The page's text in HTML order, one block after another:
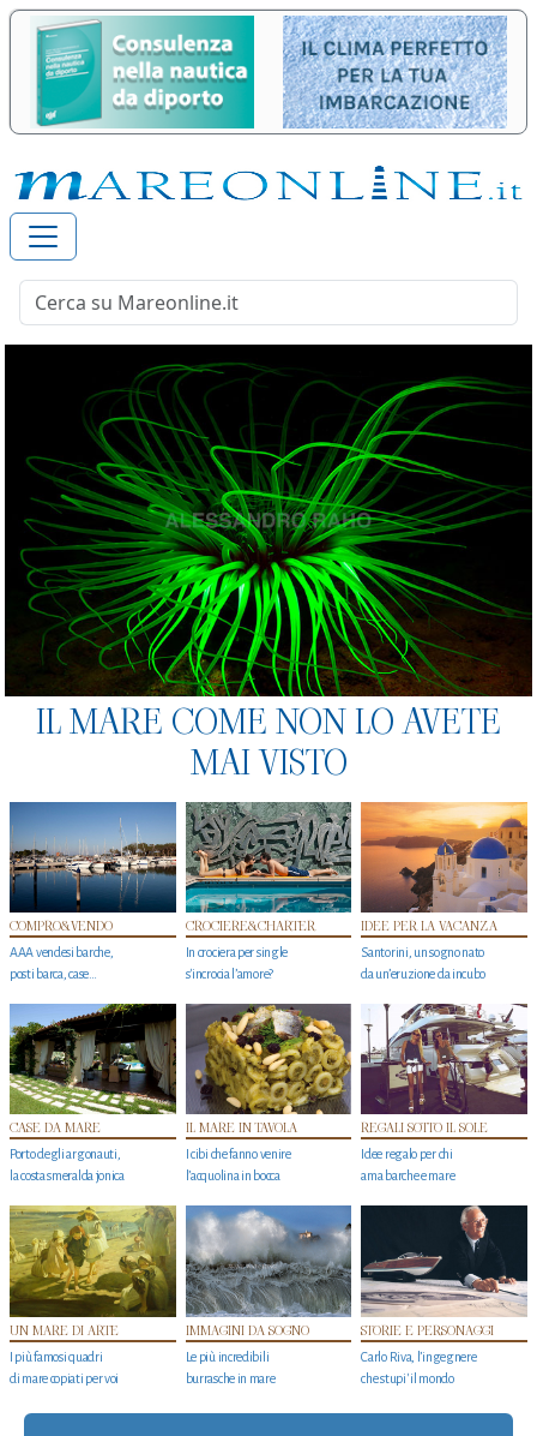
IL MARE COME NON LO AVETE
MAI VISTO
COMPRO&VENDO
AAA vendesi barche,
posti barca, case…
CROCIERE&CHARTER
In crociera per single
s'incrocia l’amore?
IDEE PER LA VACANZA
Santorini, un sogno nato
da un’eruzione da incubo
CASE DA MARE
Porto degli argonauti,
la costa smeralda jonica
IL MARE IN TAVOLA
I cibi che fanno venire
l’acquolina in bocca
REGALI SOTTO IL SOLE
Idee regalo per chi
ama barche e mare
UN MARE DI ARTE
I più famosi quadri
di mare copiati per voi
IMMAGINI DA SOGNO
Le più incredibili
burrasche in mare
STORIE E PERSONAGGI
Carlo Riva, l’ingegnere
che stupi' il mondo